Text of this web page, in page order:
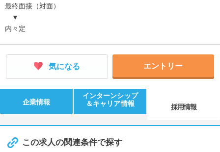
最終面接（対面）
▼
内々定
気になる エントリー
企業情報
インターンシップ
＆キャリア情報
採用情報
この求人の関連条件で探す